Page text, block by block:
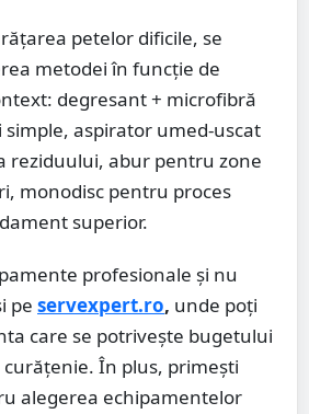
petelor dificile, se
metodei în funcție de
degresant + microfibră
aspirator umed-uscat
reziduului, abur pentru zone
monodisc pentru proces
superior.
profesionale și nu
pe servexpert.ro, unde poți
care se potrivește bugetului
În plus, primești
alegerea echipamentelor